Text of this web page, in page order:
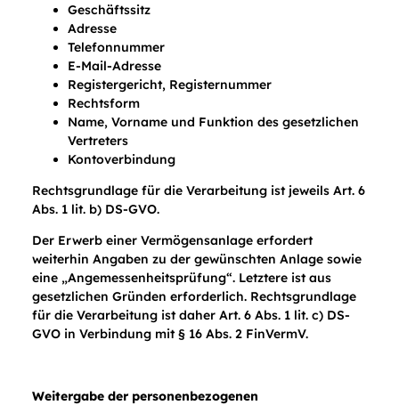
Geschäftssitz
Adresse
Telefonnummer
E-Mail-Adresse
Registergericht, Registernummer
Rechtsform
Name, Vorname und Funktion des gesetzlichen
Vertreters
Kontoverbindung
Rechtsgrundlage für die Verarbeitung ist jeweils Art. 6
Abs. 1 lit. b) DS-GVO.
Der Erwerb einer Vermögensanlage erfordert
weiterhin Angaben zu der gewünschten Anlage sowie
eine „Angemessenheitsprüfung“. Letztere ist aus
gesetzlichen Gründen erforderlich. Rechtsgrundlage
für die Verarbeitung ist daher Art. 6 Abs. 1 lit. c) DS-
GVO in Verbindung mit § 16 Abs. 2 FinVermV.
Weitergabe der personenbezogenen